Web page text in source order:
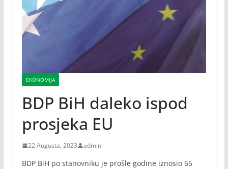
EKONOMIJA
BDP BiH daleko ispod
prosjeka EU
22 Augusta, 2023 admin
BDP BiH po stanovniku je prošle godine iznosio 65